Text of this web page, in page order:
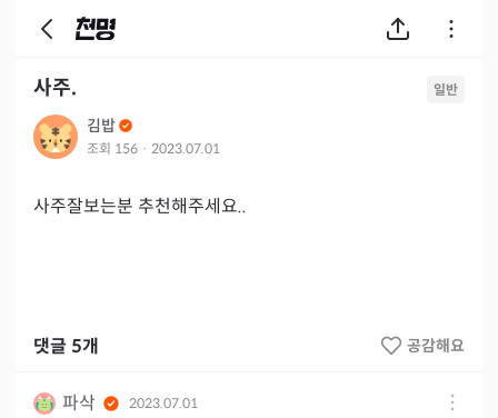
사주. 일반
김밥
조회 156 · 2023.07.01
댓글 5개 공감해요
파삭 2023.07.01